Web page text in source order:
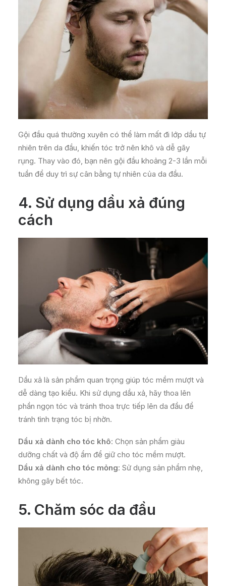
Gội đầu quá thường xuyên có thể làm mất đi lớp dầu tự
nhiên trên da đầu, khiến tóc trở nên khô và dễ gãy
rụng. Thay vào đó, bạn nên gội đầu khoảng 2-3 lần mỗi
tuần để duy trì sự cân bằng tự nhiên của da đầu.
4. Sử dụng dầu xả đúng
cách
Dầu xả là sản phẩm quan trọng giúp tóc mềm mượt và
dễ dàng tạo kiểu. Khi sử dụng dầu xả, hãy thoa lên
phần ngọn tóc và tránh thoa trực tiếp lên da đầu để
tránh tình trạng tóc bị nhờn.
Dầu xả dành cho tóc khô: Chọn sản phẩm giàu
dưỡng chất và độ ẩm để giữ cho tóc mềm mượt.
Dầu xả dành cho tóc mỏng: Sử dụng sản phẩm nhẹ,
không gây bết tóc.
5. Chăm sóc da đầu